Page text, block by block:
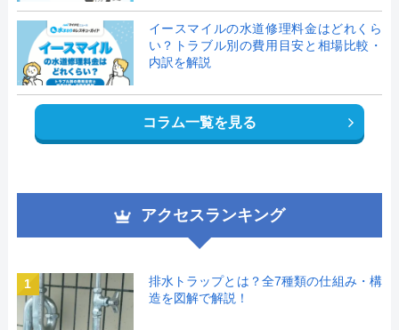
イースマイルの水道修理料金はどれくら
い？トラブル別の費用目安と相場比較・
内訳を解説
コラム一覧を見る
アクセスランキング
1
排水トラップとは？全7種類の仕組み・構
造を図解で解説！